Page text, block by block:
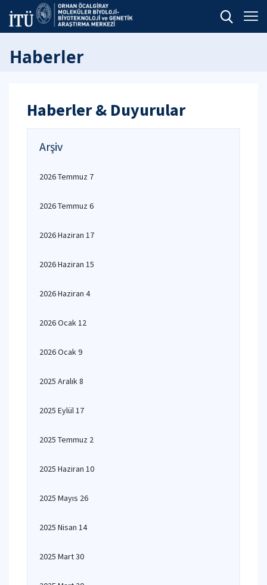
Haberler
Haberler & Duyurular
Arşiv
2026 Temmuz 7
2026 Temmuz 6
2026 Haziran 17
2026 Haziran 15
2026 Haziran 4
2026 Ocak 12
2026 Ocak 9
2025 Aralık 8
2025 Eylül 17
2025 Temmuz 2
2025 Haziran 10
2025 Mayıs 26
2025 Nisan 14
2025 Mart 30